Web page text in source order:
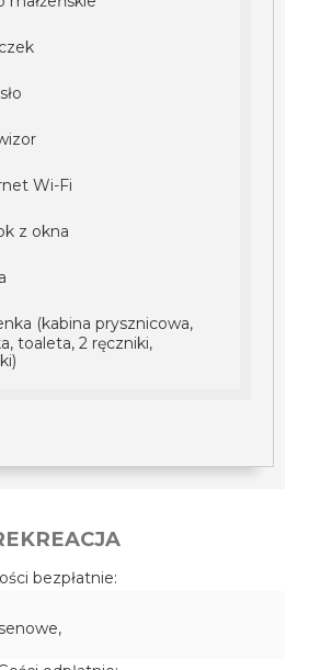
Wi-Fi
z okna
(kabina prysznicowa,
toaleta, 2 ręczniki,
bezpłatnie: